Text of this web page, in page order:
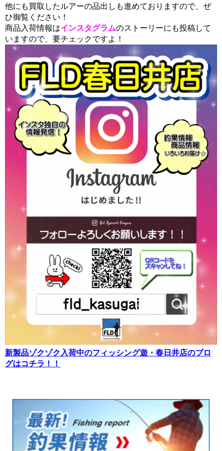
他にも買取したルアーの品出しも進めておりますので、ぜ
ひ御覧ください！
商品入荷情報はインスタグラムのストーリーにも投稿して
いますので、要チェックですよ！
新製品ゾクゾク入荷中のフィッシング遊・春日井店のブロ
グはコチラ！！